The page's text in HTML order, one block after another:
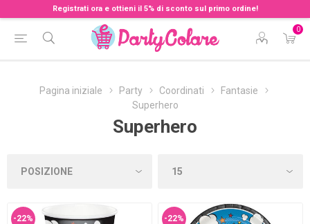
Registrati ora e ottieni il 5% di sconto sul primo ordine!
0
Pagina iniziale Party Coordinati
Fantasie
Superhero
Superhero
-22% -22%